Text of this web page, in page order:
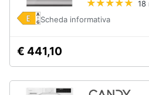
Esci
Forno
incasso
Vedi
tutti
18
Scheda informativa
€ 441,10